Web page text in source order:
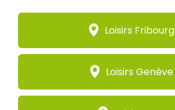
Loisirs Fribourg
Loisirs Genève